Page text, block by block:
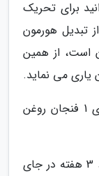
برای تحریک
تبدیل هورمون
است، از همین
یاری می نماید.
تعدادی از برگ های گزنه را در ظزف حاوی 1 فنجان روغن
درب ظرف را ببندید و آن را به مدت حدود 3 هفته در جای